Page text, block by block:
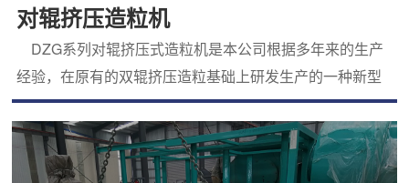
对辊挤压造粒机
DZG系列对辊挤压式造粒机是本公司根据多年来的生产
经验，在原有的双辊挤压造粒基础上研发生产的一种新型
设备。对辊挤压造粒机可以广泛适用于肥料加工业、饲料
生产单位以及